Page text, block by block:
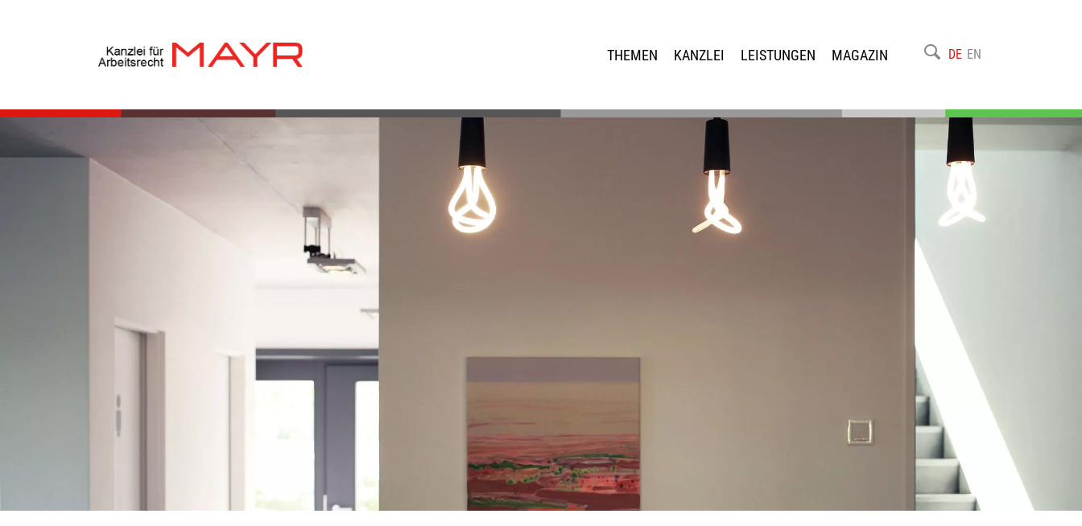
THEMEN KANZLEI LEISTUNGEN MAGAZIN DE EN